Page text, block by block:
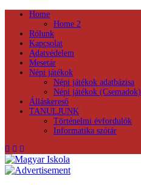
Home
Home 2
Rólunk
Kapcsolat
Adatvédelem
Mesetár
Népi játékok
Népi játékok adatbázisa
Népi játékok (Csemadok)
Álláskereső
TANULJUNK
Történelmi évfordulók
Informatika szótár